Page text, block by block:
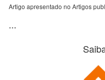
Artigo apresentado no Artigos
...